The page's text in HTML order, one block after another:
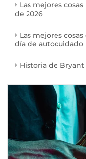
Las mejores
de 2026
Las mejores
día de autocuidado
Historia de Bryant